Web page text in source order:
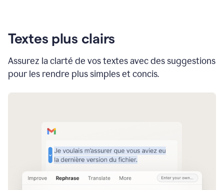
Textes plus clairs
Assurez la clarté de vos textes avec des suggestions
pour les rendre plus simples et concis.